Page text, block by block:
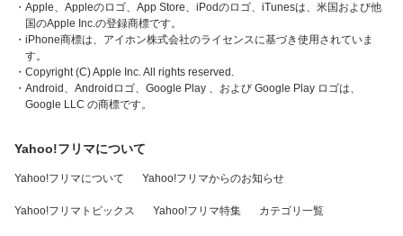
・Apple、Appleのロゴ、App Store、iPodのロゴ、iTunesは、米国および他
国のApple Inc.の登録商標です。
・iPhone商標は、アイホン株式会社のライセンスに基づき使用されていま
す。
・Copyright (C) Apple Inc. All rights reserved.
・Android、Androidロゴ、Google Play 、および Google Play ロゴは、
Google LLC の商標です。
Yahoo!フリマについて
Yahoo!フリマについて Yahoo!フリマからのお知らせ
Yahoo!フリマトピックス Yahoo!フリマ特集 カテゴリ一覧